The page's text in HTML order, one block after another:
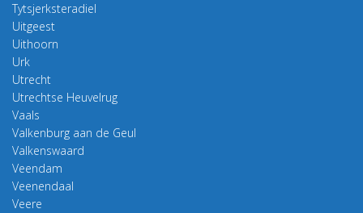
Tytsjerksteradiel
Uitgeest
Uithoorn
Urk
Utrecht
Utrechtse Heuvelrug
Vaals
Valkenburg aan de Geul
Valkenswaard
Veendam
Veenendaal
Veere